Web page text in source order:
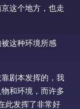
这个地方，也走
这种环境所感
剧本发挥的，我
和环境，而许多
此发挥了非常好